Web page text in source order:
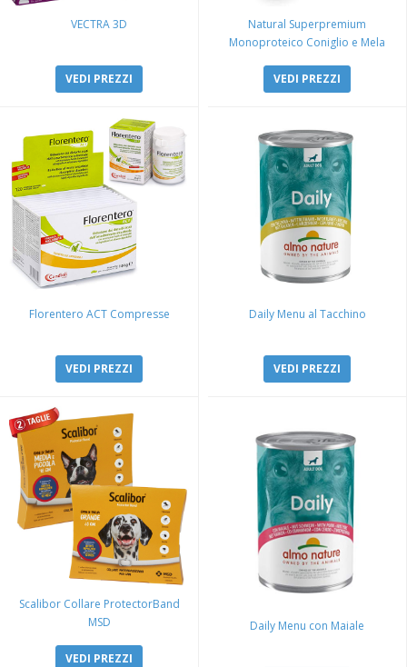
VECTRA 3D
VEDI PREZZI
Natural Superpremium
Monoproteico Coniglio e Mela
VEDI PREZZI
Florentero ACT Compresse
VEDI PREZZI
Daily Menu al Tacchino
VEDI PREZZI
Scalibor Collare ProtectorBand
MSD
VEDI PREZZI
Daily Menu con Maiale